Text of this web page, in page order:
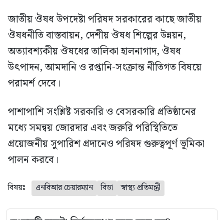
জাতীয় ঔষধ উপদেষ্টা পরিষদ সরকারের কাছে জাতীয়
ঔষধনীতি বাস্তবায়ন, দেশীয় ঔষধ শিল্পের উন্নয়ন,
অত্যাবশ্যকীয় ঔষধের তালিকা হালনাগাদ, ঔষধ
উৎপাদন, আমদানি ও রপ্তানি-সংক্রান্ত নীতিগত বিষয়ে
পরামর্শ দেবে।
পাশাপাশি সংশ্লিষ্ট সরকারি ও বেসরকারি প্রতিষ্ঠানের
মধ্যে সমন্বয় জোরদার এবং জরুরি পরিস্থিতিতে
প্রয়োজনীয় সুপারিশ প্রদানেও পরিষদ গুরুত্বপূর্ণ ভূমিকা
পালন করবে।
বিষয়ঃ এনবিআর চেয়ারম্যান বিডা স্বাস্থ্য প্রতিমন্ত্রী